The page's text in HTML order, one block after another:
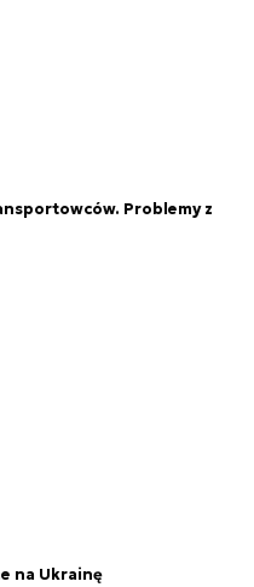
Problemy z
na Ukrainę